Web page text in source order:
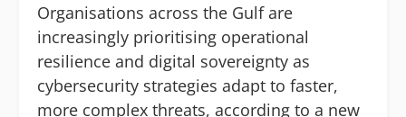
Organisations across the Gulf are
increasingly prioritising operational
resilience and digital sovereignty as
cybersecurity strategies adapt to faster,
more complex threats, according to a new